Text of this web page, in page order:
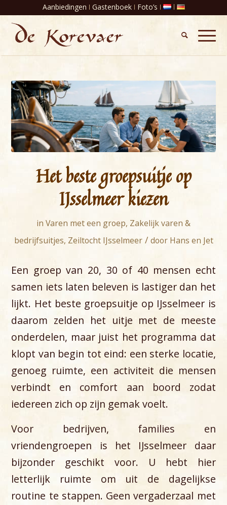
Aanbiedingen Gastenboek Foto’s
Het beste groepsuitje op
IJsselmeer kiezen
in Varen met een groep, Zakelijk varen &
bedrijfsuitjes, Zeiltocht IJsselmeer / door Hans en Jet
Een groep van 20, 30 of 40 mensen echt
samen iets laten beleven is lastiger dan het
lijkt. Het beste groepsuitje op IJsselmeer is
daarom zelden het uitje met de meeste
onderdelen, maar juist het programma dat
klopt van begin tot eind: een sterke locatie,
genoeg ruimte, een activiteit die mensen
verbindt en comfort aan boord zodat
iedereen zich op zijn gemak voelt.
Voor bedrijven, families en
vriendengroepen is het IJsselmeer daar
bijzonder geschikt voor. U hebt hier
letterlijk ruimte om uit de dagelijkse
routine te stappen. Geen vergaderzaal met